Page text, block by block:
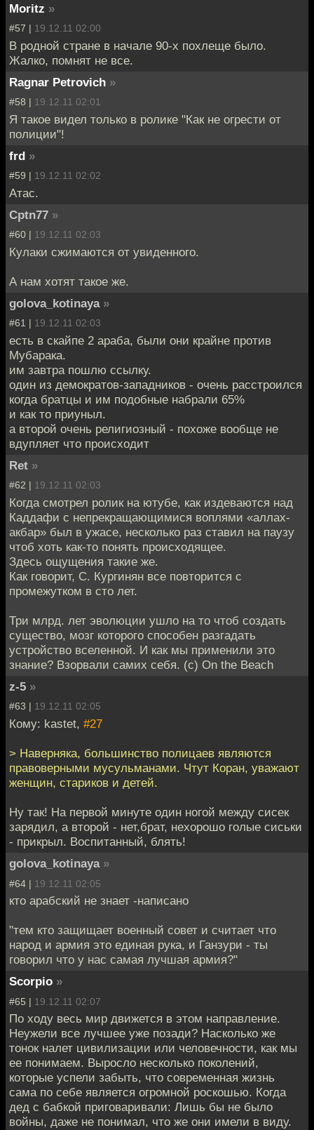
Moritz »
#57 | 19.12.11 02:00
В родной стране в начале 90-х похлеще было.
Жалко, помнят не все.
Ragnar Petrovich »
#58 | 19.12.11 02:01
Я такое видел только в ролике "Как не огрести от
полиции"!
frd »
#59 | 19.12.11 02:02
Атас.
Cptn77 »
#60 | 19.12.11 02:03
Кулаки сжимаются от увиденного.
А нам хотят такое же.
golova_kotinaya »
#61 | 19.12.11 02:03
есть в скайпе 2 араба, были они крайне против
Мубарака.
им завтра пошлю ссылку.
один из демократов-западников - очень расстроился
когда братцы и им подобные набрали 65%
и как то приуныл.
а второй очень религиозный - похоже вообще не
вдупляет что происходит
Ret »
#62 | 19.12.11 02:03
Когда смотрел ролик на ютубе, как издеваются над
Каддафи с непрекращающимися воплями «аллах-
акбар» был в ужасе, несколько раз ставил на паузу
чтоб хоть как-то понять происходящее.
Здесь ощущения такие же.
Как говорит, С. Кургинян все повторится с
промежутком в сто лет.
Три млрд. лет эволюции ушло на то чтоб создать
существо, мозг которого способен разгадать
устройство вселенной. И как мы применили это
знание? Взорвали самих себя. (c) On the Beach
z-5 »
#63 | 19.12.11 02:05
Кому: kastet, #27
> Наверняка, большинство полицаев являются
правоверными мусульманами. Чтут Коран, уважают
женщин, стариков и детей.
Ну так! На первой минуте один ногой между сисек
зарядил, а второй - нет,брат, нехорошо голые сиськи
- прикрыл. Воспитанный, блять!
golova_kotinaya »
#64 | 19.12.11 02:05
кто арабский не знает -написано
"тем кто защищает военный совет и считает что
народ и армия это единая рука, и Ганзури - ты
говорил что у нас самая лучшая армия?"
Scorpio »
#65 | 19.12.11 02:07
По ходу весь мир движется в этом направление.
Неужели все лучшее уже позади? Насколько же
тонок налет цивилизации или человечности, как мы
ее понимаем. Выросло несколько поколений,
которые успели забыть, что современная жизнь
сама по себе является огромной роскошью. Когда
дед с бабкой приговаривали: Лишь бы не было
войны, даже не понимал, что же они имели в виду.